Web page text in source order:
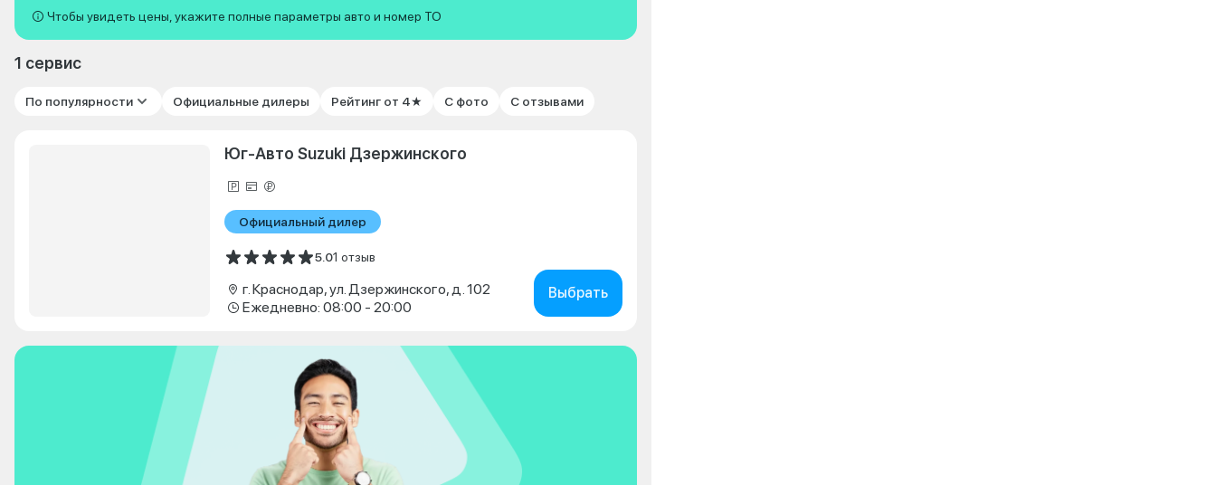
Чтобы увидеть цены, укажите полные параметры авто и номер ТО
1 сервис
По популярности Официальные дилеры Рейтинг от 4★ С фото С отзывами
Юг-Авто Suzuki Дзержинского
Официальный дилер
5.01 отзыв
г. Краснодар, ул. Дзержинского, д. 102
Ежедневно: 08:00 - 20:00
Выбрать